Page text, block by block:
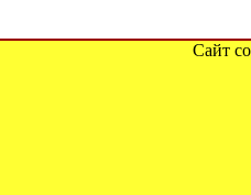
Сайт